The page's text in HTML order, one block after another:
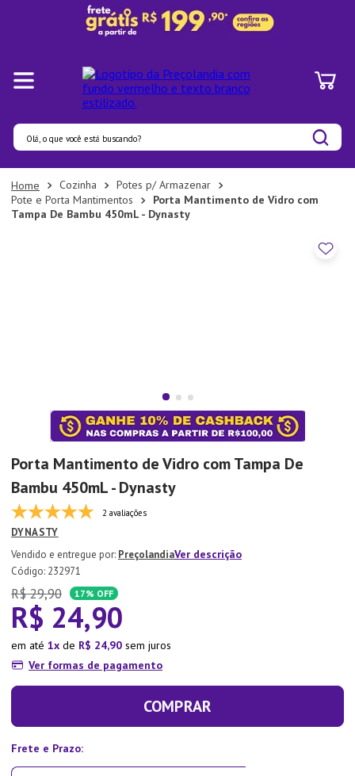
Olá, o que você está buscando?
Cozinha
Potes p/ Armazenar
Pote e Porta Mantimentos
Porta Mantimento de Vidro com
Tampa De Bambu 450mL - Dynasty
Porta Mantimento de Vidro com Tampa De
Bambu 450mL - Dynasty
2 avaliações
DYNASTY
PreçolandiaVer descrição
: 232971
R$ 29,90 17% OFF
R$ 24,90
em até 1 de R$ 24,90 sem juros
Ver formas de pagamento
COMPRAR
Termos mais buscados
1 º
Pratos
Aparelho Jantar